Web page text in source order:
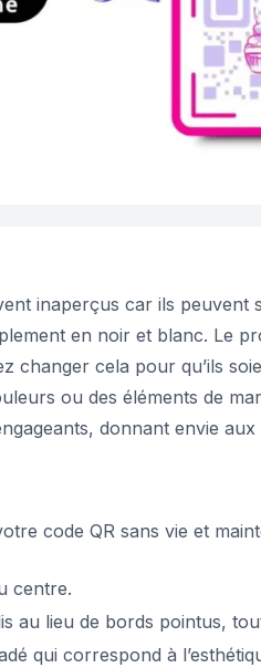
inaperçus car ils peuvent
en noir et blanc. Le
changer cela pour qu’ils
ou des éléments de
donnant envie aux
code QR sans vie et
centre.
au lieu de bords pointus,
qui correspond à